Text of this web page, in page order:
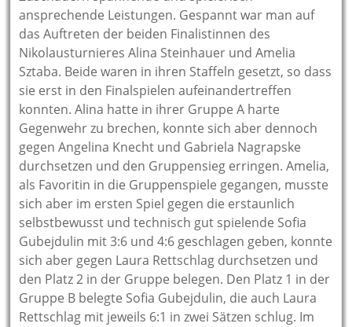
ansprechende Leistungen. Gespannt war man auf
das Auftreten der beiden Finalistinnen des
Nikolausturnieres Alina Steinhauer und Amelia
Sztaba. Beide waren in ihren Staffeln gesetzt, so dass
sie erst in den Finalspielen aufeinandertreffen
konnten. Alina hatte in ihrer Gruppe A harte
Gegenwehr zu brechen, konnte sich aber dennoch
gegen Angelina Knecht und Gabriela Nagrapske
durchsetzen und den Gruppensieg erringen. Amelia,
als Favoritin in die Gruppenspiele gegangen, musste
sich aber im ersten Spiel gegen die erstaunlich
selbstbewusst und technisch gut spielende Sofia
Gubejdulin mit 3:6 und 4:6 geschlagen geben, konnte
sich aber gegen Laura Rettschlag durchsetzen und
den Platz 2 in der Gruppe belegen. Den Platz 1 in der
Gruppe B belegte Sofia Gubejdulin, die auch Laura
Rettschlag mit jeweils 6:1 in zwei Sätzen schlug. Im